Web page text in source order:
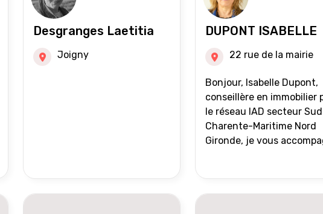
Desgranges Laetitia
Joigny
DUPONT ISABELLE
22 rue de la mairie
Bonjour, Isabelle Dupont,
conseillère en immobilier
le réseau IAD secteur Sud
Charente-Maritime Nord
Gironde, je vous